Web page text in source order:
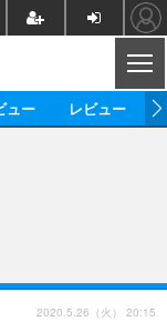
ュー レビュー
2020.5.26（火） 20:15